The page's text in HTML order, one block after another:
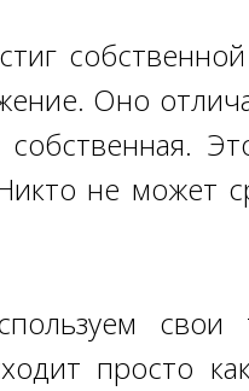
Оно
не может
свои
просто